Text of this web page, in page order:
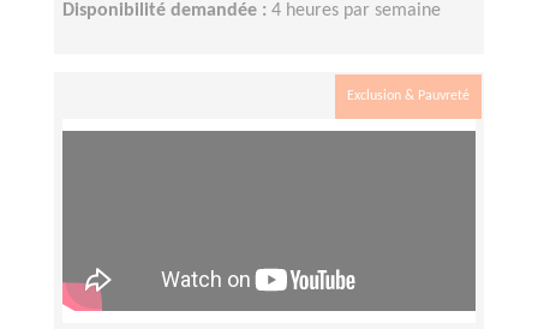
Disponibilité demandée : 4 heures par semaine
Exclusion & Pauvreté